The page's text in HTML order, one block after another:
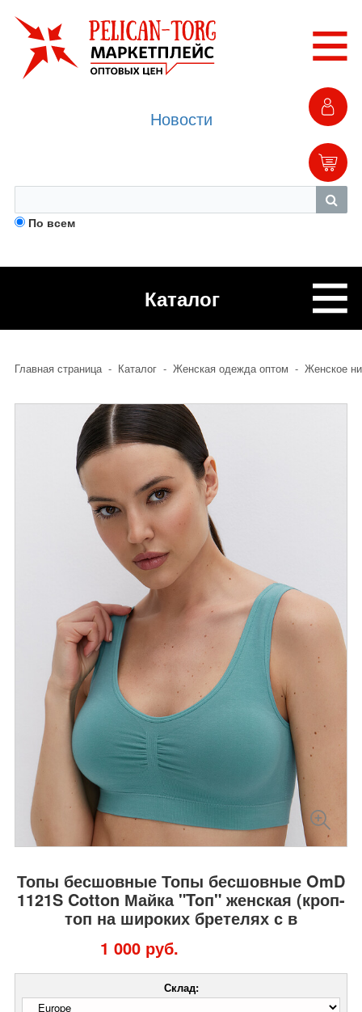
По всем
Новости
Каталог
Главная страница - Каталог - Женская одежда оптом - Женское
Топы бесшовные Топы бесшовные OmD
1121S Cotton Майка "Toп" женская (кроп-
топ на широких бретелях с в
1 000 руб.
Склад: